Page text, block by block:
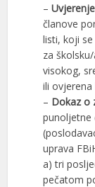
–
članove
listi, koji
za
visokog,
ili ovjerena
– Dokaz o
punoljetne
uprava
a) tri
pečatom